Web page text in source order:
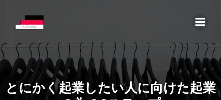
ン
ツ
へ
ス
キ
とにかく起業したい人に向けた起業